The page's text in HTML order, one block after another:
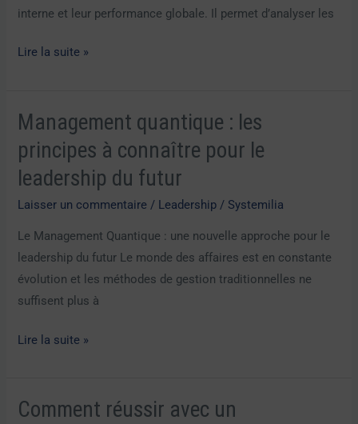
interne et leur performance globale. Il permet d’analyser les
berne
Lire la suite »
Management quantique : les
principes à connaître pour le
leadership du futur
Laisser un commentaire / Leadership / Systemilia
Le Management Quantique : une nouvelle approche pour le
leadership du futur Le monde des affaires est en constante
évolution et les méthodes de gestion traditionnelles ne
suffisent plus à
Management
quantique
:
les
principes
du
Lire la suite »
Comment réussir avec un
Comment